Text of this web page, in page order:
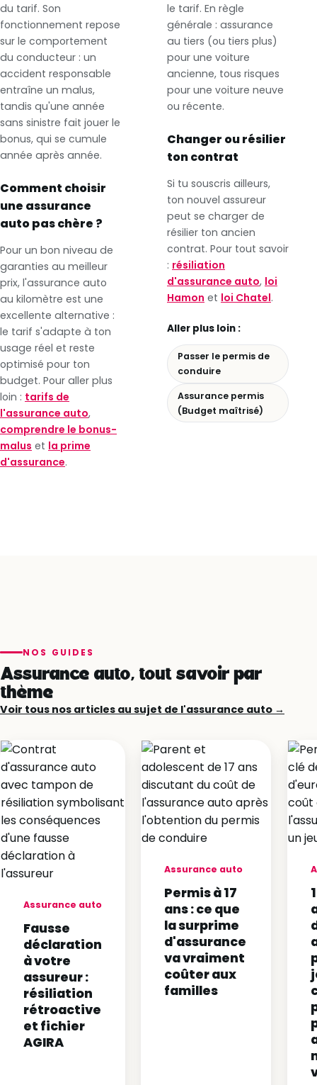
du tarif. Son
fonctionnement repose
sur le comportement
du conducteur : un
accident responsable
entraîne un malus,
tandis qu'une année
sans sinistre fait jouer le
bonus, qui se cumule
année après année.
Comment choisir
une assurance
auto pas chère ?
Pour un bon niveau de
garanties au meilleur
prix, l'assurance auto
au kilomètre est une
excellente alternative :
le tarif s'adapte à ton
usage réel et reste
optimisé pour ton
budget. Pour aller plus
loin : tarifs de
l'assurance auto,
comprendre le bonus-
malus et la prime
d'assurance.
le tarif. En règle
générale : assurance
au tiers (ou tiers plus)
pour une voiture
ancienne, tous risques
pour une voiture neuve
ou récente.
Changer ou résilier
ton contrat
Si tu souscris ailleurs,
ton nouvel assureur
peut se charger de
résilier ton ancien
contrat. Pour tout savoir
: résiliation
d'assurance auto, loi
Hamon et loi Chatel.
Aller plus loin :
Passer le permis de
conduire
Assurance permis
(Budget maîtrisé)
NOS GUIDES
Assurance auto, tout savoir par
thème
Voir tous nos articles au sujet de l'assurance auto →
Assurance auto
Fausse
déclaration
à votre
assureur :
résiliation
rétroactive
et fichier
AGIRA
Assurance auto
Permis à 17
ans : ce que
la surprime
d'assurance
va vraiment
coûter aux
familles